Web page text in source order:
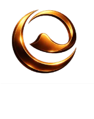
Pular
para
conteúdo